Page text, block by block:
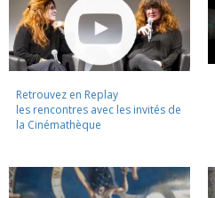
Retrouvez en Replay
les rencontres avec les invités de
la Cinémathèque